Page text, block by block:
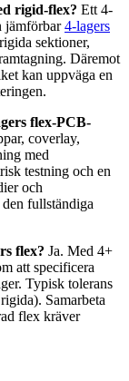
rigid-flex? Ett 4-
jämförbar4-lagers
sektioner,
Däremot
kan uppväga en
flex-PCB-
coverlay,
med
testning och en
och
fullständiga
flex? Ja. Med 4+
att specificera
Typisk tolerans
Samarbeta
flex kräver